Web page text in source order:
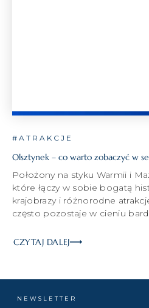
#ATRAKCJE
Olsztynek – co warto zobaczyć w
Położony na styku Warmii i
które łączy w sobie bogatą
krajobrazy i różnorodne
często pozostaje w cieniu
CZYTAJ DALEJ
NEWSLETTER